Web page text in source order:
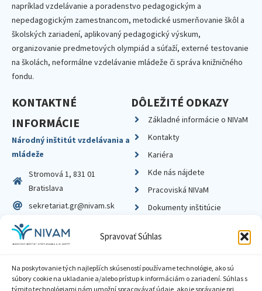
Spravovať Súhlas
Na poskytovanie tých najlepších skúseností používame technológie, ako sú
súbory cookie na ukladanie a/alebo prístup k informáciám o zariadení. Súhlas s
týmito technológiami nám umožní spracovávať údaje, ako je správanie pri
napríklad vzdelávanie a poradenstvo pedagogickým a
nepedagogickým zamestnancom, metodické usmerňovanie škôl a
školských zariadení, aplikovaný pedagogický výskum,
organizovanie predmetových olympiád a súťaží, externé testovanie
na školách, neformálne vzdelávanie mládeže či správa knižničného
fondu.
KONTAKTNÉ
INFORMÁCIE
Národný inštitút vzdelávania a
mládeže
Stromová 1, 831 01
Bratislava
sekretariat.gr@nivam.sk
IČO: 00164348
DIČ: 2020798714
DÔLEŽITÉ ODKAZY
Základné informácie o NIVaM
Kontakty
Kariéra
Kde nás nájdete
Pracoviská NIVaM
Dokumenty inštitúcie